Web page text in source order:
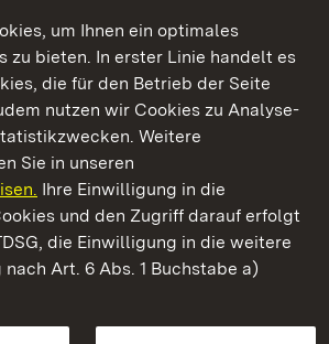
um Ihnen ein optimales
zu bieten. In erster Linie handelt es
die für den Betrieb der Seite
nutzen wir Cookies zu Analyse-
Weitere
Sie in unseren
Ihre Einwilligung in die
und den Zugriff darauf erfolgt
die Einwilligung in die weitere
Art. 6 Abs. 1 Buchstabe a)
Genießen.
Gärten Baden‑Württemberg
und Gärten Baden-Württemberg
Sprache